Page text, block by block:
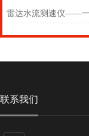
联系我们